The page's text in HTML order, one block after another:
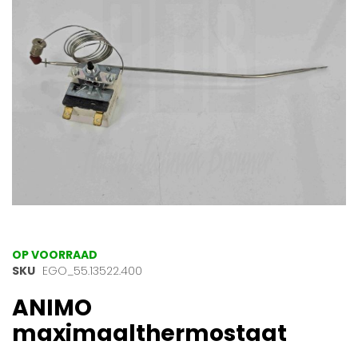
gallerij
Ga
naar
begin
van
de
OP VOORRAAD
SKU EGO_55.13522.400
ANIMO
maximaalthermostaat